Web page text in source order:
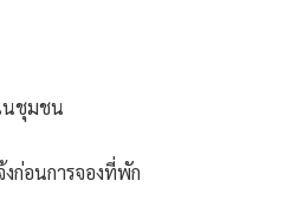
นชุมชน
ก่อนการจองที่พัก